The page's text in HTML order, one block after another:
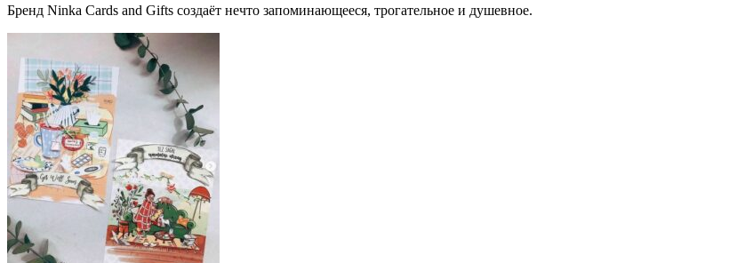
Бренд Ninka Cards and Gifts создаёт нечто запоминающееся, трогательное и душевное.